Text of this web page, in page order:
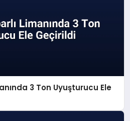
3 Ton Uyuşturucu Ele